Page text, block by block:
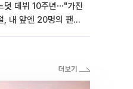
덧 데뷔 10주년⋯"가진
, 내 앞엔 20명의 팬